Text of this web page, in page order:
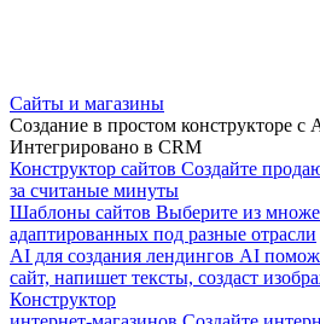
Сайты и магазины
Создание в простом конструкторе
Интегрировано в CRM
Конструктор сайтов Создайте
за считаные минуты
Шаблоны сайтов Выберите из
адаптированных под разные отрасли
AI для создания лендингов AI
сайт, напишет тексты, создаст
Конструктор